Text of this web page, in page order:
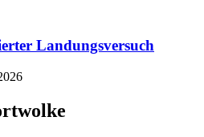
Landungsversuch